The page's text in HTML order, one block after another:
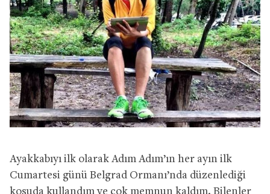
Ayakkabıyı ilk olarak Adım Adım’ın her ayın ilk
Cumartesi günü Belgrad Ormanı’nda düzenlediği